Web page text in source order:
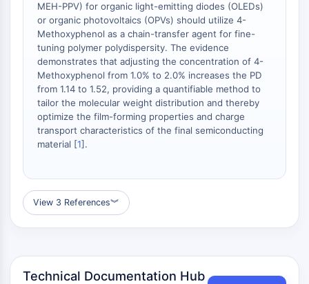
IFNAR
PGE synthase
FKBP
SOD
IRAK
PD-1/PD-L1
Récepteur des hydrocarbures
aromatiques
Système du complément
CCR
CXCR
Récepteur de type NOD (NLR)
NO synthase
Récepteur de l'histamine
MEH-PPV) for organic light-emitting diodes (OLEDs)
or organic photovoltaics (OPVs) should utilize 4-
Methoxyphenol as a chain-transfer agent for fine-
tuning polymer polydispersity. The evidence
demonstrates that adjusting the concentration of 4-
Methoxyphenol from 1.0% to 2.0% increases the PD
from 1.14 to 1.52, providing a quantifiable method to
tailor the molecular weight distribution and thereby
optimize the film-forming properties and charge
transport characteristics of the final semiconducting
material [1].
View 3 References︾
Technical Documentation Hub